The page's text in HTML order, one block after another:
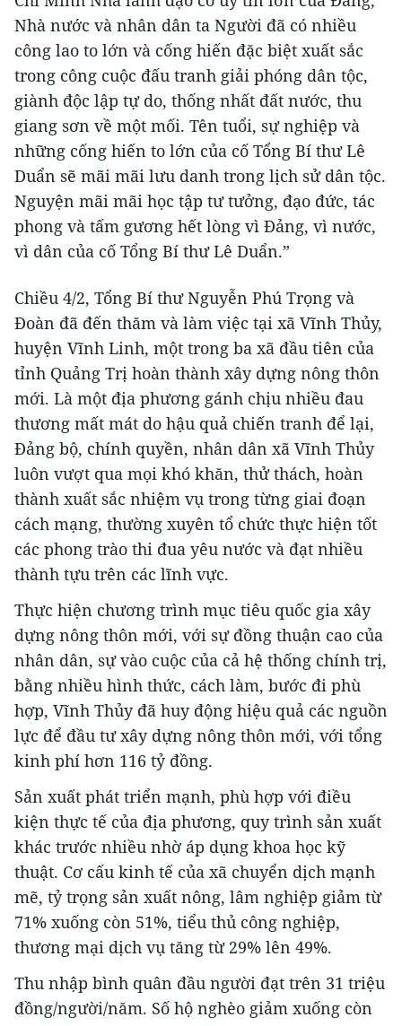
Nhà nước và nhân dân ta Người đã có nhiều
công lao to lớn và cống hiến đặc biệt xuất sắc
trong công cuộc đấu tranh giải phóng dân tộc,
giành độc lập tự do, thống nhất đất nước, thu
giang sơn về một mối. Tên tuổi, sự nghiệp và
những cống hiến to lớn của cố Tổng Bí thư Lê
Duẩn sẽ mãi mãi lưu danh trong lịch sử dân tộc.
Nguyện mãi mãi học tập tư tưởng, đạo đức, tác
phong và tấm gương hết lòng vì Đảng, vì nước,
vì dân của cố Tổng Bí thư Lê Duẩn.”
Chiều 4/2, Tổng Bí thư Nguyễn Phú Trọng và
Đoàn đã đến thăm và làm việc tại xã Vĩnh Thủy,
huyện Vĩnh Linh, một trong ba xã đầu tiên của
tỉnh Quảng Trị hoàn thành xây dựng nông thôn
mới. Là một địa phương gánh chịu nhiều đau
thương mất mát do hậu quả chiến tranh để lại,
Đảng bộ, chính quyền, nhân dân xã Vĩnh Thủy
luôn vượt qua mọi khó khăn, thử thách, hoàn
thành xuất sắc nhiệm vụ trong từng giai đoạn
cách mạng, thường xuyên tổ chức thực hiện tốt
các phong trào thi đua yêu nước và đạt nhiều
thành tựu trên các lĩnh vực.
Thực hiện chương trình mục tiêu quốc gia xây
dựng nông thôn mới, với sự đồng thuận cao của
nhân dân, sự vào cuộc của cả hệ thống chính trị,
bằng nhiều hình thức, cách làm, bước đi phù
hợp, Vĩnh Thủy đã huy động hiệu quả các nguồn
lực để đầu tư xây dựng nông thôn mới, với tổng
kinh phí hơn 116 tỷ đồng.
Sản xuất phát triển mạnh, phù hợp với điều
kiện thực tế của địa phương, quy trình sản xuất
khác trước nhiều nhờ áp dụng khoa học kỹ
thuật. Cơ cấu kinh tế của xã chuyển dịch mạnh
mẽ, tỷ trọng sản xuất nông, lâm nghiệp giảm từ
71% xuống còn 51%, tiểu thủ công nghiệp,
thương mại dịch vụ tăng từ 29% lên 49%.
Thu nhập bình quân đầu người đạt trên 31 triệu
đồng/người/năm. Số hộ nghèo giảm xuống còn